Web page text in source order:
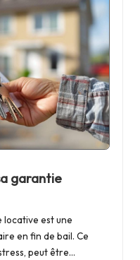
garantie
est une
en fin de bail. Ce
peut être…